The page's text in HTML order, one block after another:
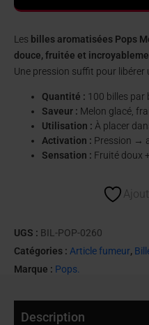
Les billes aromatisées Pops
douce, fruitée et
Une pression suffit pour libérer
Quantité : 100 billes par
Saveur : Melon glacé,
Utilisation : À placer
Activation : Pression →
Sensation : Fruité doux
UGS : BIL-POP-0260
Catégories : Article fumeur,
Marque : Pops.
Description